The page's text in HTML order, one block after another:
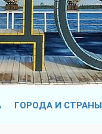
ГОРОДА И СТРАНЫ